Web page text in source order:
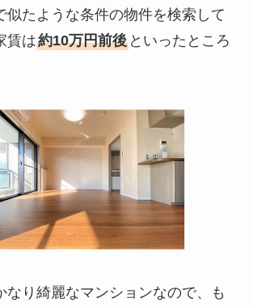
似たような条件の物件を検索して
賃は約10万円前後といったところ
なり綺麗なマンションなので、も